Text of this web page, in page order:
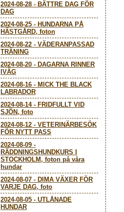
2024-08-28 - BÄTTRE DAG FÖR
DAG
2024-08-25 - HUNDARNA PÅ
HÄSTGÅRD, foton
2024-08-22 - VÄDERANPASSAD
TRÄNING
2024-08-20 - DAGARNA RINNER
IVÄG
2024-08-16 - MICK THE BLACK
LABRADOR
2024-08-14- FRIDFULLT VID
SJÖN, foto
2024-08-12 - VETERINÄRBESÖK
FÖR NYTT PASS
2024-08-09 -
RÄDDNINGSHUNDKURS I
STOCKHOLM, foton på våra
hundar
2024-08-07 - DIMA VÄXER FÖR
VARJE DAG, foto
2024-08-05 - UTLÅNADE
HUNDAR